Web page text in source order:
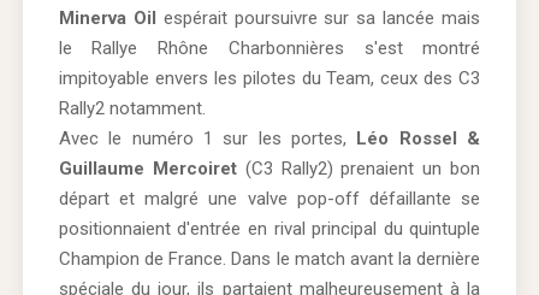
Minerva Oil espérait poursuivre sur sa lancée mais
le Rallye Rhône Charbonnières s'est montré
impitoyable envers les pilotes du Team, ceux des C3
Rally2 notamment.
Avec le numéro 1 sur les portes, Léo Rossel &
Guillaume Mercoiret(C3 Rally2) prenaient un bon
départ et malgré une valve pop-off défaillante se
positionnaient d'entrée en rival principal du quintuple
Champion de France. Dans le match avant la dernière
spéciale du jour, ils partaient malheureusement à la